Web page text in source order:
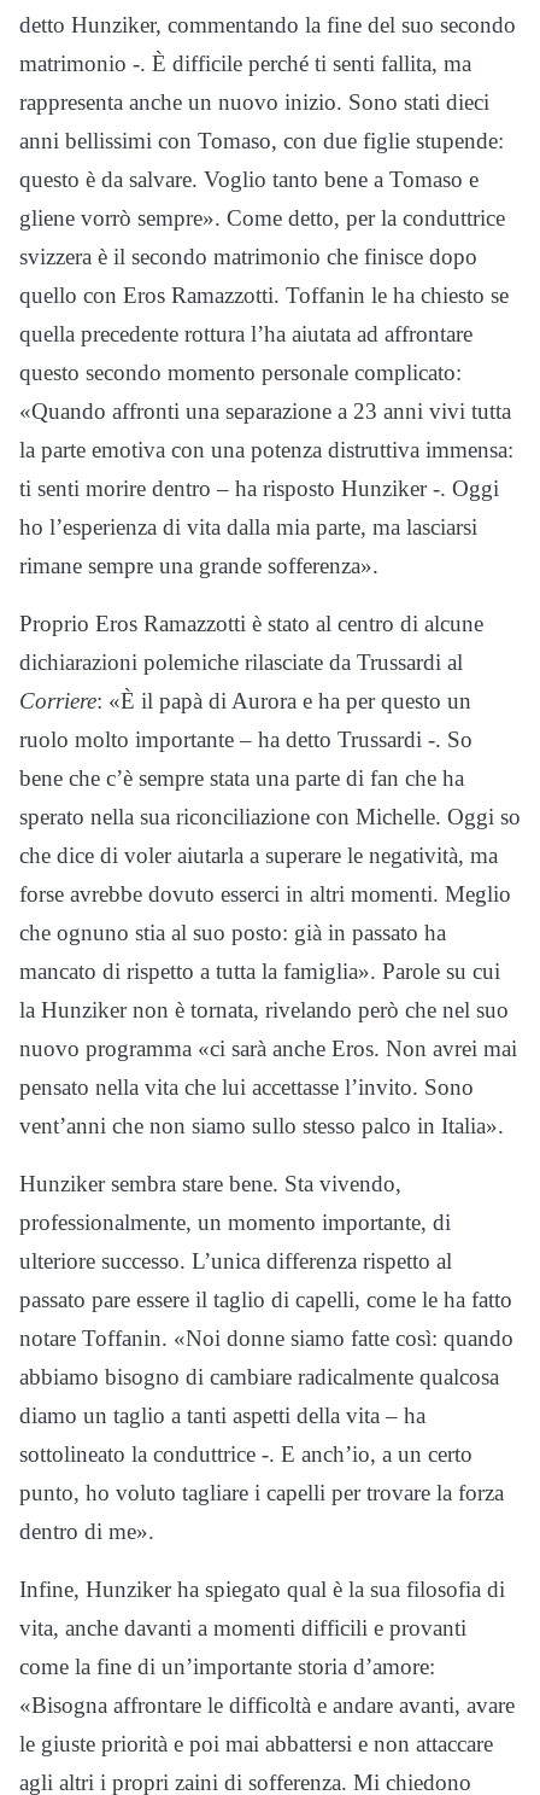
detto Hunziker, commentando la fine del suo secondo
matrimonio -. È difficile perché ti senti fallita, ma
rappresenta anche un nuovo inizio. Sono stati dieci
anni bellissimi con Tomaso, con due figlie stupende:
questo è da salvare. Voglio tanto bene a Tomaso e
gliene vorrò sempre». Come detto, per la conduttrice
svizzera è il secondo matrimonio che finisce dopo
quello con Eros Ramazzotti. Toffanin le ha chiesto se
quella precedente rottura l’ha aiutata ad affrontare
questo secondo momento personale complicato:
«Quando affronti una separazione a 23 anni vivi tutta
la parte emotiva con una potenza distruttiva immensa:
ti senti morire dentro – ha risposto Hunziker -. Oggi
ho l’esperienza di vita dalla mia parte, ma lasciarsi
rimane sempre una grande sofferenza».
Proprio Eros Ramazzotti è stato al centro di alcune
dichiarazioni polemiche rilasciate da Trussardi al
Corriere: «È il papà di Aurora e ha per questo un
ruolo molto importante – ha detto Trussardi -. So
bene che c’è sempre stata una parte di fan che ha
sperato nella sua riconciliazione con Michelle. Oggi so
che dice di voler aiutarla a superare le negatività, ma
forse avrebbe dovuto esserci in altri momenti. Meglio
che ognuno stia al suo posto: già in passato ha
mancato di rispetto a tutta la famiglia». Parole su cui
la Hunziker non è tornata, rivelando però che nel suo
nuovo programma «ci sarà anche Eros. Non avrei mai
pensato nella vita che lui accettasse l’invito. Sono
vent’anni che non siamo sullo stesso palco in Italia».
Hunziker sembra stare bene. Sta vivendo,
professionalmente, un momento importante, di
ulteriore successo. L’unica differenza rispetto al
passato pare essere il taglio di capelli, come le ha fatto
notare Toffanin. «Noi donne siamo fatte così: quando
abbiamo bisogno di cambiare radicalmente qualcosa
diamo un taglio a tanti aspetti della vita – ha
sottolineato la conduttrice -. E anch’io, a un certo
punto, ho voluto tagliare i capelli per trovare la forza
dentro di me».
Infine, Hunziker ha spiegato qual è la sua filosofia di
vita, anche davanti a momenti difficili e provanti
come la fine di un’importante storia d’amore:
«Bisogna affrontare le difficoltà e andare avanti, avare
le giuste priorità e poi mai abbattersi e non attaccare
agli altri i propri zaini di sofferenza. Mi chiedono